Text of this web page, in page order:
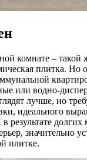
комнате – такой
плитка. Но
или водно-
лучше, но
идеального
результате
значительно
плитке.